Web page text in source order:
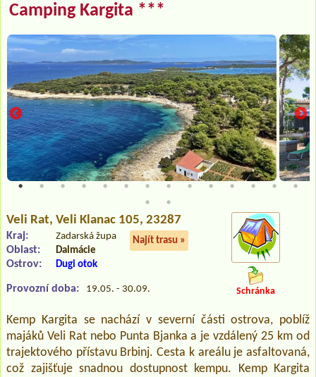
Camping Kargita ***
Veli Rat, Veli Klanac 105, 23287
Najít trasu »
Kraj: Zadarská župa
Oblast: Dalmácie
Ostrov: Dugi otok
Provozní doba: 19.05. - 30.09. Schránka
Kemp Kargita se nachází v severní části ostrova, poblíž
majáků Veli Rat nebo Punta Bjanka a je vzdálený 25 km od
trajektového přístavu Brbinj. Cesta k areálu je asfaltovaná,
což zajišťuje snadnou dostupnost kempu. Kemp Kargita